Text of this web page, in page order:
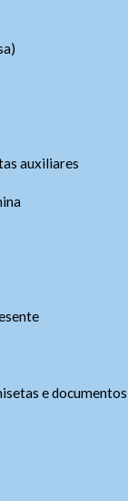
auxiliares
e
clique nos
75025-090 –
(opcional)